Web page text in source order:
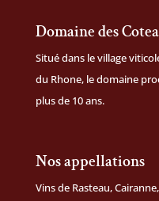
Domaine des
Situé dans le village
du Rhone, le domaine
plus de 10 ans.
Nos appellations
Vins de Rasteau,